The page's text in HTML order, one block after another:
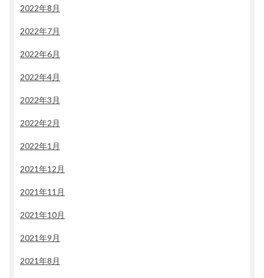
2022年8月
2022年7月
2022年6月
2022年4月
2022年3月
2022年2月
2022年1月
2021年12月
2021年11月
2021年10月
2021年9月
2021年8月